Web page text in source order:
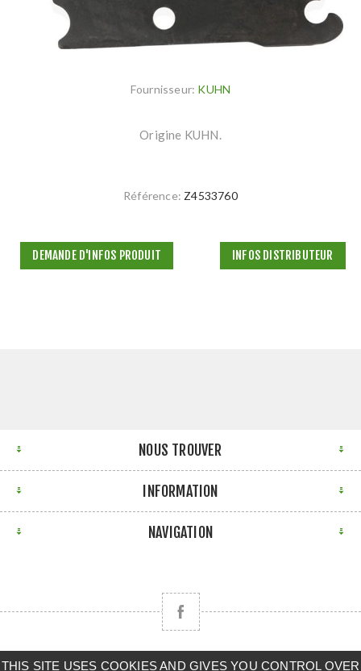
Fournisseur: KUHN
Origine KUHN.
Référence: Z4533760
DEMANDE D'INFOS PRODUIT INFOS DISTRIBUTEUR
NOUS TROUVER
INFORMATION
NAVIGATION
Copyright © 2026 CLAAS BRETAGNE SUD. Tous droits
THIS SITE USES COOKIES AND GIVES YOU CONTROL OVER